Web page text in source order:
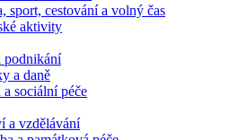
sport, cestování a volný čas
aktivity
podnikání
a daně
a sociální péče
a vzdělávání